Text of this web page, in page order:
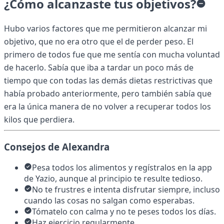
¿Cómo alcanzaste tus objetivos?
Hubo varios factores que me permitieron alcanzar mi
objetivo, que no era otro que el de perder peso. El
primero de todos fue que me sentía con mucha voluntad
de hacerlo. Sabía que iba a tardar un poco más de
tiempo que con todas las demás dietas restrictivas que
había probado anteriormente, pero también sabía que
era la única manera de no volver a recuperar todos los
kilos que perdiera.
Consejos de Alexandra
Pesa todos los alimentos y regístralos en la app
de Yazio, aunque al principio te resulte tedioso.
No te frustres e intenta disfrutar siempre, incluso
cuando las cosas no salgan como esperabas.
Tómatelo con calma y no te peses todos los días.